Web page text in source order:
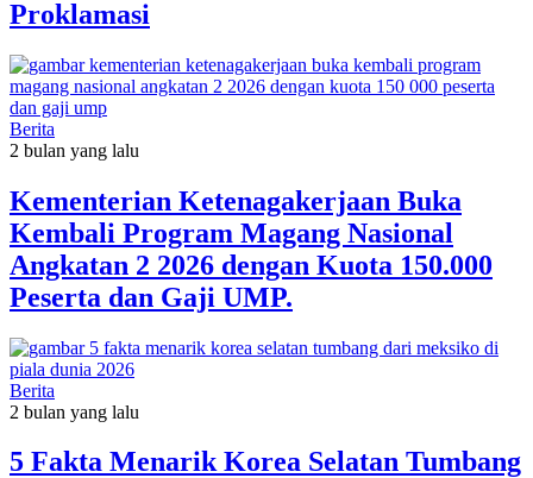
Proklamasi
Berita
2 bulan yang lalu
Kementerian Ketenagakerjaan Buka
Kembali Program Magang Nasional
Angkatan 2 2026 dengan Kuota 150.000
Peserta dan Gaji UMP.
Berita
2 bulan yang lalu
5 Fakta Menarik Korea Selatan Tumbang